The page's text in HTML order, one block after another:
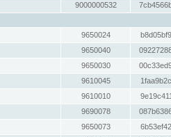
9000000532
9650024
9650040
9650030
9610045
9610010
9690078
9650073